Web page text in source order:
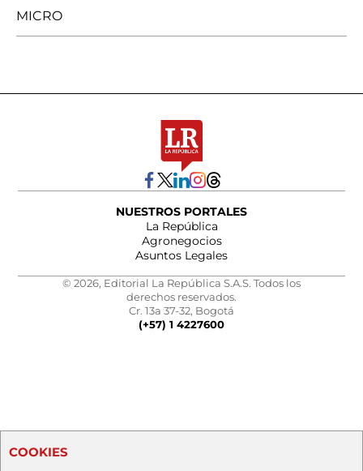
MICRO
NUESTROS PORTALES
La República
Agronegocios
Asuntos Legales
© 2026, Editorial La República S.A.S. Todos los
derechos reservados.
Cr. 13a 37-32, Bogotá
(+57) 1 4227600
COOKIES